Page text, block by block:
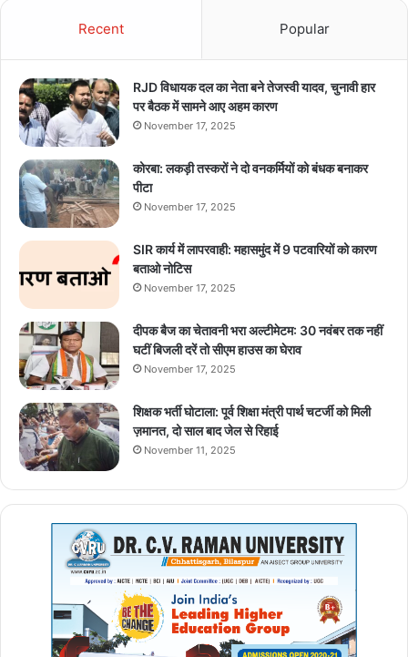
Recent Popular
RJD विधायक दल का नेता बने तेजस्वी यादव, चुनावी हार
पर बैठक में सामने आए अहम कारण
November 17, 2025
कोरबा: लकड़ी तस्करों ने दो वनकर्मियों को बंधक बनाकर
पीटा
November 17, 2025
SIR कार्य में लापरवाही: महासमुंद में 9 पटवारियों को कारण
बताओ नोटिस
November 17, 2025
दीपक बैज का चेतावनी भरा अल्टीमेटम: 30 नवंबर तक नहीं
घटीं बिजली दरें तो सीएम हाउस का घेराव
November 17, 2025
शिक्षक भर्ती घोटाला: पूर्व शिक्षा मंत्री पार्थ चटर्जी को मिली
ज़मानत, दो साल बाद जेल से रिहाई
November 11, 2025